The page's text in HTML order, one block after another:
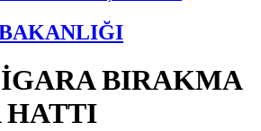
BIRAKMA
HATTI